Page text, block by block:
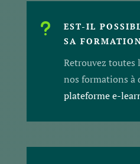
u
EST-IL
SA
Retrouvez
nos formations à
plateforme e-